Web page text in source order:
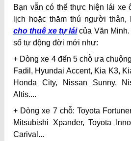
Bạn vẫn có thể thực hiện lái xe
lịch hoặc thăm thú người
cho thuê xe tự lái của Văn
số tự động đời mới như:
+ Dòng xe 4 đến 5 chỗ ưa
Fadil, Hyundai Accent, Kia K3,
Honda City, Nissan Sunny,
Altis....
+ Dòng xe 7 chỗ: Toyota
Mitsubishi Xpander, Toyota
Carival...